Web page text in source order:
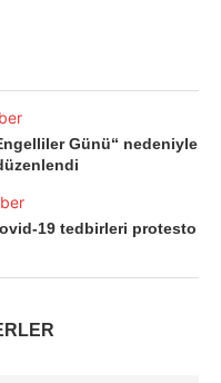
Günü“ nedeniyle
19 tedbirleri protesto